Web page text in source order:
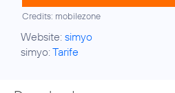
Credits: mobilezone
Website: simyo
simyo:Tarife